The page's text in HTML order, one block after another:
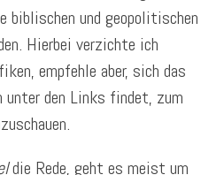
biblischen und geopolitischen
Hierbei verzichte ich
empfehle aber, sich das
unter den Links findet, zum
die Rede, geht es meist um